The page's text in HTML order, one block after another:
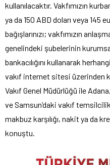
kullanılacaktır. Vakfımızın
ya da 150 ABD doları veya 145
bağışlarınızı; vakfımızın
genelindeki şubelerinin
bankacılığını kullanarak
vakıf internet sitesi üzerinden
Vakıf Genel Müdürlüğü ile
ve Samsun’daki vakıf
makbuz karşılığı, nakit ya da
konuştu.